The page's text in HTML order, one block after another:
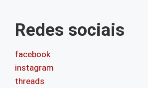
Redes sociais
facebook
instagram
threads